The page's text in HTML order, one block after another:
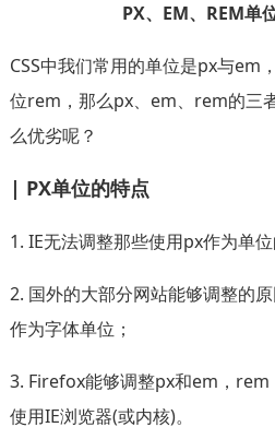
PX、EM、REM单
CSS中我们常用的单位是px与em
位rem，那么px、em、rem的三
么优劣呢？
| PX单位的特点
1. IE无法调整那些使用px作为单位
2. 国外的大部分网站能够调整的
作为字体单位；
3. Firefox能够调整px和em，rem
使用IE浏览器(或内核)。